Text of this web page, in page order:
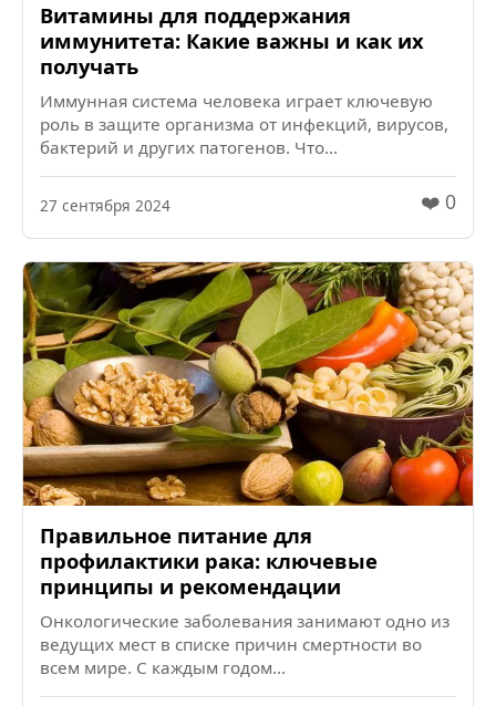
Витамины для поддержания
иммунитета: Какие важны и как их
получать
Иммунная система человека играет ключевую
роль в защите организма от инфекций, вирусов,
бактерий и других патогенов. Что...
27 сентября 2024 ❤️ 0
Правильное питание для
профилактики рака: ключевые
принципы и рекомендации
Онкологические заболевания занимают одно из
ведущих мест в списке причин смертности во
всем мире. С каждым годом...